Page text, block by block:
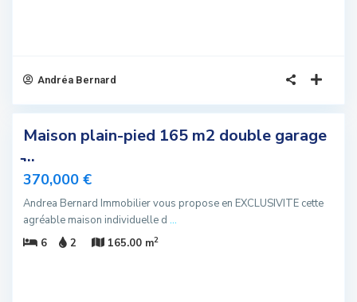
Andréa Bernard
Maison plain-pied 165 m2 double garage
̵...
370,000 €
Andrea Bernard Immobilier vous propose en EXCLUSIVITE cette
agréable maison individuelle d ...
6
2 165.00 m2